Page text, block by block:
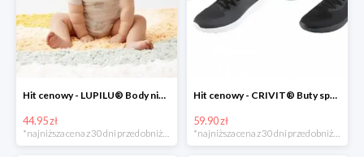
Hit cenowy - LUPILU® Body niemowlęce z biobawełny, z krótkim rękawem, 5 sztuk
44.95 zł
*najniższa cena z 30 dni przed obniżką
Hit cenowy - CRIVIT® Buty sportowe chłopięce WellWalk, 1 para
59.90 zł
*najniższa cena z 30 dni przed obniżką